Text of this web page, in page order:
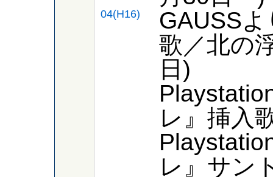
04(H16)
GAUSS
歌／北の
日)
レ』挿入
レ』サン